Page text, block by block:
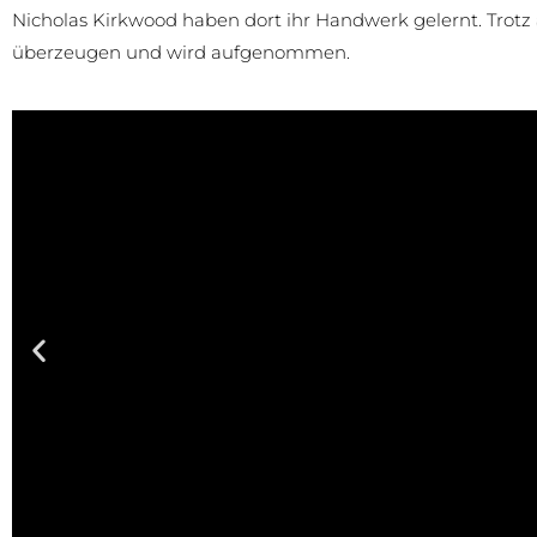
Nicholas Kirkwood haben dort ihr Handwerk gelernt.
überzeugen und wird aufgenommen.